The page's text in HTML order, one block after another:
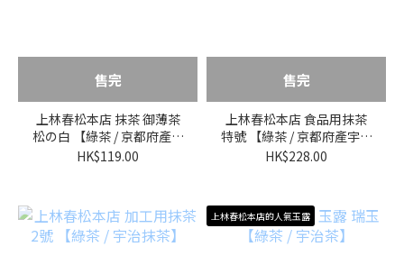
售完
上林春松本店 抹茶 御薄茶
松の白 【綠茶 / 京都府產宇
治抹茶】
HK$119.00
售完
上林春松本店 食品用抹茶
特號 【綠茶 / 京都府產宇治
抹茶】
HK$228.00
上林春松本店的人氣玉露